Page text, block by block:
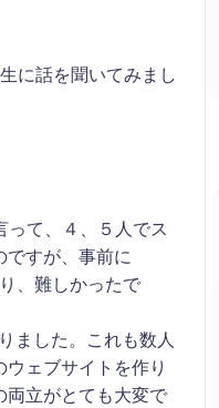
に話を聞いてみまし
って、４、５人でス
ですが、事前に
、難しかったで
ました。これも数人
ェブサイトを作り
両立がとても大変で